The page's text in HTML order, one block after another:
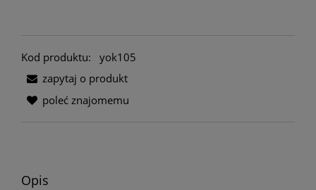
Kod produktu:
yok105
zapytaj o produkt
poleć znajomemu
Opis